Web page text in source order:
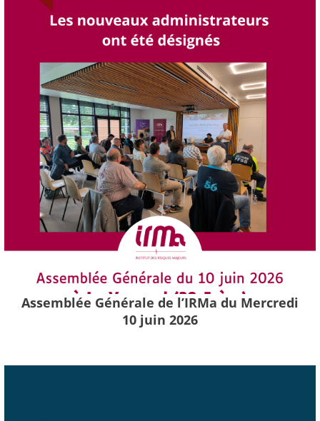
Assemblée Générale de l’IRMa du Mercredi
10 juin 2026